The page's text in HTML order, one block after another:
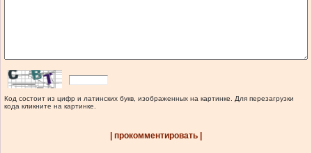
Код состоит из цифр и латинских букв, изображенных на картинке. Для перезагрузки
кода кликните на картинке.
| прокомментировать |